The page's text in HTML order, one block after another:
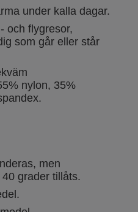
under kalla dagar.
och flygresor,
som går eller står
nylon, 35%
men
grader tillåts.